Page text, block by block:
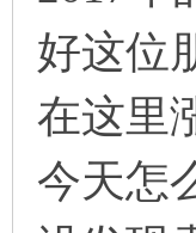
好这位
在这里
今天怎